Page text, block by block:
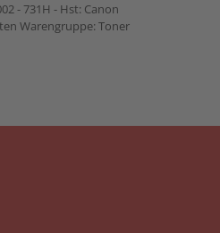
- 731H - Hst: Canon
Warengruppe: Toner